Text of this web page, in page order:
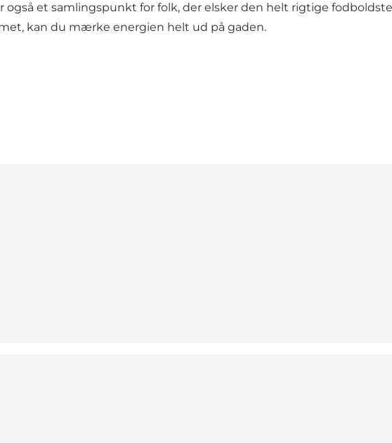
et samlingspunkt for folk, der elsker den helt rigtige
kan du mærke energien helt ud på gaden.